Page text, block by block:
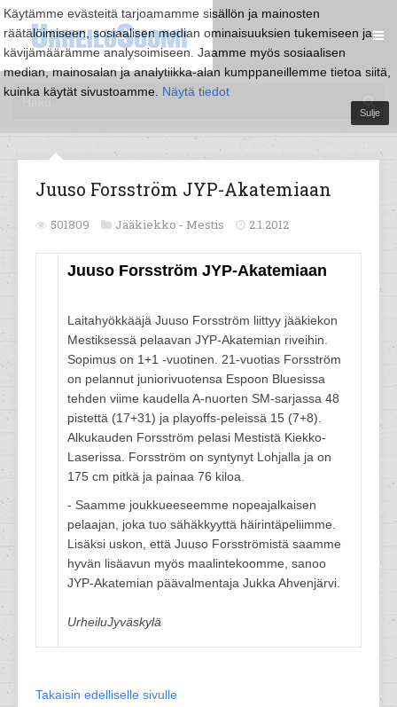
Käytämme evästeitä tarjoamamme sisällön ja mainosten
räätälöimiseen, sosiaalisen median ominaisuuksien tukemiseen ja
kävijämäärämme analysoimiseen. Jaamme myös sosiaalisen
median, mainosalan ja analytiikka-alan kumppaneillemme tietoa siitä,
kuinka käytät sivustoamme. Näytä tiedot
Sulje
Juuso Forsström JYP-Akatemiaan
501809 Jääkiekko - Mestis 2.1.2012
Juuso Forsström JYP-Akatemiaan
Laitahyökkääjä Juuso Forsström liittyy jääkiekon
Mestiksessä pelaavan JYP-Akatemian riveihin.
Sopimus on 1+1 -vuotinen. 21-vuotias Forsström
on pelannut juniorivuotensa Espoon Bluesissa
tehden viime kaudella A-nuorten SM-sarjassa 48
pistettä (17+31) ja playoffs-peleissä 15 (7+8).
Alkukauden Forsström pelasi Mestistä Kiekko-
Laserissa. Forsström on syntynyt Lohjalla ja on
175 cm pitkä ja painaa 76 kiloa.
- Saamme joukkueeseemme nopeajalkaisen
pelaajan, joka tuo sähäkkyyttä häirintäpeliimme.
Lisäksi uskon, että Juuso Forsströmistä saamme
hyvän lisäavun myös maalintekoomme, sanoo
JYP-Akatemian päävalmentaja Jukka Ahvenjärvi.
UrheiluJyväskylä
Takaisin edelliselle sivulle